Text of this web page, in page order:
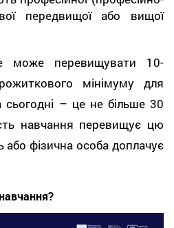
передвищої або вищої
може перевищувати 10-
мінімуму для
сьогодні – це не більше 30
навчання перевищує цю
фізична особа доплачує